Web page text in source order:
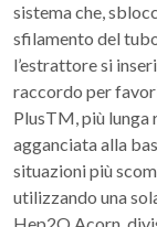
sistema che,
sfilamento del
l’estrattore si
raccordo per
PlusTM, più lunga
agganciata alla
situazioni più
utilizzando una